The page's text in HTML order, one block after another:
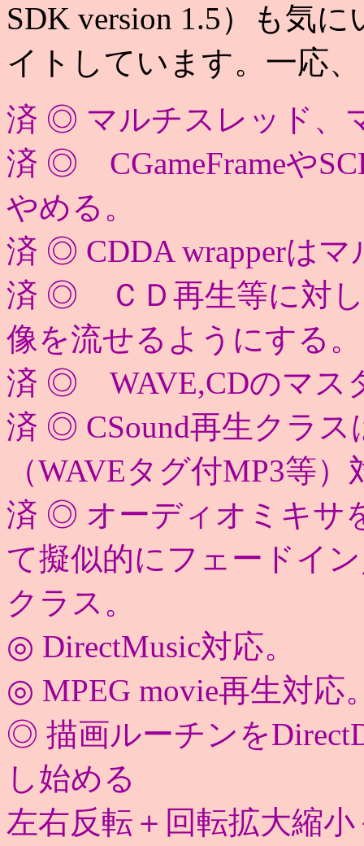
SDK version 1.5）も気
イトしています。一応
済 ◎ マルチスレッド、
済 ◎ CGameFrameや
やめる。
済 ◎ CDDA wrapperは
済 ◎ ＣＤ再生等に対し
像を流せるようにする。
済 ◎ WAVE,CDのマス
済 ◎ CSound再生クラス
（WAVEタグ付MP3等）
済 ◎ オーディオミキサ
て擬似的にフェードイ
クラス。
◎ DirectMusic対応。
◎ MPEG movie再生対応
◎ 描画ルーチンを
し始める
左右反転＋回転拡大縮